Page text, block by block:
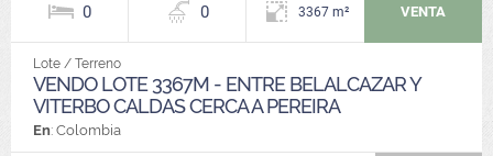
0 0 3367 m² VENTA
Lote / Terreno
VENDO LOTE 3367M - ENTRE BELALCAZAR Y
VITERBO CALDAS CERCA A PEREIRA
En: Colombia